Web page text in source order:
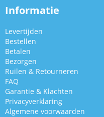
Informatie
Levertijden
Bestellen
Betalen
Bezorgen
Ruilen & Retourneren
FAQ
Garantie & Klachten
Privacyverklaring
Algemene voorwaarden